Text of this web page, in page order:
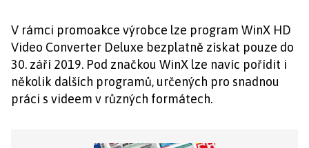
V rámci promoakce výrobce lze program WinX HD
Video Converter Deluxe bezplatně získat pouze do
30. září 2019. Pod značkou WinX lze navíc pořídit i
několik dalších programů, určených pro snadnou
práci s videem v různých formátech.